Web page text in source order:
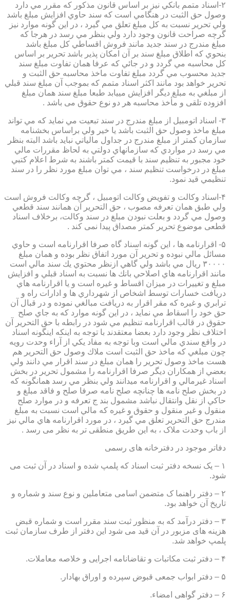
۲-اسناد متمم بانكي نيز بر اساس قانون مذكور كه مقرر مي دارد
وصول حق الثبت در هنگامي است كه سند حاوي افزايش مبلغ باشد
ولي تحرير نسبت به كل مبلغ تعلق مي گيرد ، در اين گونه موارد نيز
گرچه صراحت قانون وجود دارد ولي بنظر مي رسد در هرجا كه
مبلغ مندرج در سند جديد مانند فروش اقساطي كل مبلغ باشد
بنحوي كه اطلاق مبلغ سند بر آن امكان پذير باشد تحرير بر اساس
كل محاسبه مي گردد و در جائي كه عرفا همان تفاوت مبلغ سند
جديد محسوب مي گردد مبلغ تفاوت ماخذ محاسبه حق الثبت و
تحرير خواهد بود مانند اكثر اسناد متمم كه بموجب آن مبلغ سند قبلي
از مبلغي به مبلغ ديگر افزايش مييابد طبعا مبلغ سند همان مبلغ
افزوده تلقی و مأخذ محاسبه هر دو نوع حقوق می باشد .
۳- اسناد اتومبيل از مبلغ مندرج در سند تبعيت مي نمايد كه مي تواند
مبلغ ماخذ وصول حق الثبت باشد يا خير ولي براساس بخشنامه
سازمان كمتر از مبلغ مندرج در جداول مالياتي نبايد باشد البته بنظر
مي رسد در مواردي كه سازمانهاي دولتي به لحاظ مقررات مالي
خود مجبور به تنظيم سند با قيمت كمتر باشند به شرط اعلام كتبي
مبلغ در درخواست تنظيم سند ، مي توان مبلغ مورد نظر را در سند
تنظيمي قيد نمود.
۴-اسناد وكالت و تفويض وكالت اتومبيل ، گرچه وكالت فروش است
ولي طبق همان تعرفه مصوب ، حق التحرير آن همانند سند قطعي
وصول مي گردد و بعلت نبودن مبلغ در سند وكالت، برخلاف اسناد
قطعی موضوع تحریر کمتر مصداق پیدا نمی کند .
۵- اقرارنامه ها ، اين گونه اسناد گاه صرفا اقرارنامه است و حاوي
مسائل مالي نبوده و تحرير آن مورد اتفاق نظر بوده و همان مبلغ
۳۰۰۰۰ ريال مي باشد ولي گاهي ازنظر محتوي يك سند مالي است
مانند اقرارنامه هاي اصلاحي بانك ها نسبت به اسناد قبلي و افزايش
مبلغ و تغييرات در ميزان اقساط و غيره است و يا اقرارنامه هاي
دريافت خسارات توسط اشخاص از شهرداري ها و ادارات راه و
ترابري و غيره كه مقر اقرار به دريافت مبالغي نموده و در قبال آن
حق خود را اسقاط مي نمايد ، در اين گونه موارد كه به جاي صلح
حقوق در قالب اقرارنامه تنظيم مي شود در رابطه با حق التحرير آن
اختلاف نظر وجود دارد بعضا معتقدند با توجه به اينكه اينگونه اسناد
در واقع سندي مالي است وبا توجه به مفاد يكي از آراء وحدت رويه
چون مبلغي كه ماخذ حق الثبت است ملاك وصول حق التحرير هم
هست ماخذ وصول تحرير را همان مبلغ در سند اقرار مي دانند ولي
بعضي از همكاران ديگر صرفا اقرارنامه را مشمول تحرير در بخش
اسناد غيرمالي و اقرارنامه ميدانند ولي بنظر مي رسد همانگونه كه
در بخش صلح نامه ها چنانچه صلح نامه صرفا صلح و فاقد مبلغ و
حاكي از نقل وانتقال نباشد مشمول بند ج تعرفه و در موارد صلح
منقول و غير منقول و حقوق و غيره كه مالي است نسبت به مبلغ
مندرج حق التحرير تعلق مي گيرد ، در مورد اقرارنامه هاي مالي نيز
از باب وحدت ملاک ، به این طریق منطقی تر به نظر می رسد .
دفاتر موجود در دفترخانه های رسمی
۱ – یک نسخه دفتر ثبت اسناد که پلمپ شده و اسناد در آن ثبت می
شود.
۲ – دفتر راهنما ک متضمن اسامی متعاملین و نوع سند و شماره و
تاریخ آن خواهد بود.
۳ – دفتر درآمد که به منظور ثبت سند مقرر است و شماره قبض
هزینه های مزبور در آن قید می شود این دفتر از طرف سازمان ثبت
پلمپ خواهد شد.
۴ – دفتر ثبت مکاتبات و تقاضانامه اجرایی و خلاصه معاملات.
۵ – دفتر ابواب جمعی قبوض سپرده و اوراق بهادار.
۶ – دفتر گواهی امضاء.